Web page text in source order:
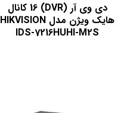
دی وی آر (DVR) 16 کانال
هایک ویژن مدل HIKVISION
IDS-7216HUHI-M2S